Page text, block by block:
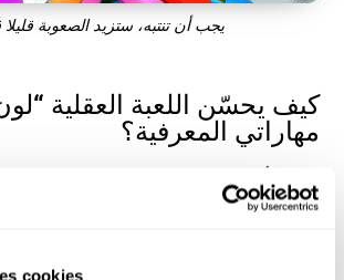
cookies
يجب أن تنتبه، ستزيد الصعوبة قليلا
كيف يحسّن اللعبة العقلية
مهاراتي المعرفية؟
المتنوعي. إنّ تكرار وتدريب النمط هذا يساعد في
جديد وإعادة تنظيم الدوائر العصبية لتستعيد الوظائف
باستمرار في إنشاء تشابك عصبي جديد وإعادة تنظيم